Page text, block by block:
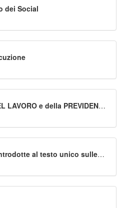
dei Social
LAVORO e della PREVIDENZA
al testo unico sulle